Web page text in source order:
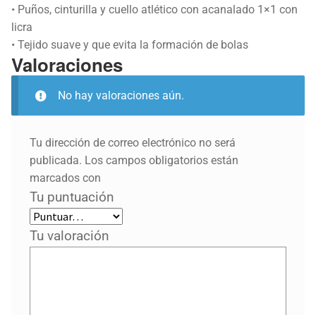
• Puños, cinturilla y cuello atlético con acanalado 1×1 con
licra
• Tejido suave y que evita la formación de bolas
Valoraciones
No hay valoraciones aún.
Tu dirección de correo electrónico no será
publicada. Los campos obligatorios están
marcados con
Tu puntuación
Tu valoración